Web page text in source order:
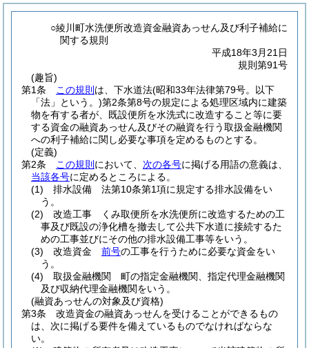
○綾川町水洗便所改造資金融資あっせん及び利子補給に
関する規則
平成18年3月21日
規則第91号
(趣旨)
第1条
この規則 は、下水道法(昭和33年法律第79号。以下
「法」という。)第2条第8号の規定による処理区域内に建築
物を有する者が、既設便所を水洗式に改造すること等に要
する資金の融資あっせん及びその融資を行う取扱金融機関
への利子補給に関し必要な事項を定めるものとする。
(定義)
第2条
この規則 において、 次の各号に掲げる用語の意義は、
当該各号に定めるところによる。
(1)
排水設備 法第10条第1項に規定する排水設備をい
う。
(2)
改造工事 くみ取便所を水洗便所に改造するための工
事及び既設の浄化槽を撤去して公共下水道に接続するた
めの工事並びにその他の排水設備工事等をいう。
(3)
改造資金 前号の工事を行うために必要な資金をい
う。
(4)
取扱金融機関 町の指定金融機関、指定代理金融機関
及び収納代理金融機関をいう。
(融資あっせんの対象及び資格)
第3条
改造資金の融資あっせんを受けることができるもの
は、次に掲げる要件を備えているものでなければならな
い。